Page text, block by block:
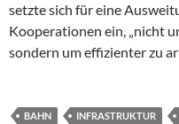
setzte sich für eine
Kooperationen ein, „nicht
sondern um effizienter zu
BAHN INFRASTRUKTUR